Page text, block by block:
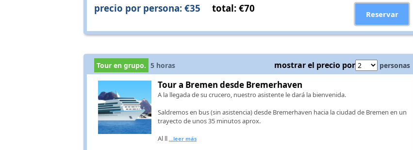
precio por persona: €35 total: €70 Reservar
Tour en grupo. 5 horas mostrar el precio por personas
Tour a Bremen desde Bremerhaven
A la llegada de su crucero, nuestro asistente le dará la bienvenida.
Saldremos en bus (sin asistencia) desde Bremerhaven hacia la ciudad de Bremen en un
trayecto de unos 35 minutos aprox.
Al ll ...leer más